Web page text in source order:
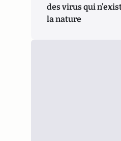
des virus qui
la nature